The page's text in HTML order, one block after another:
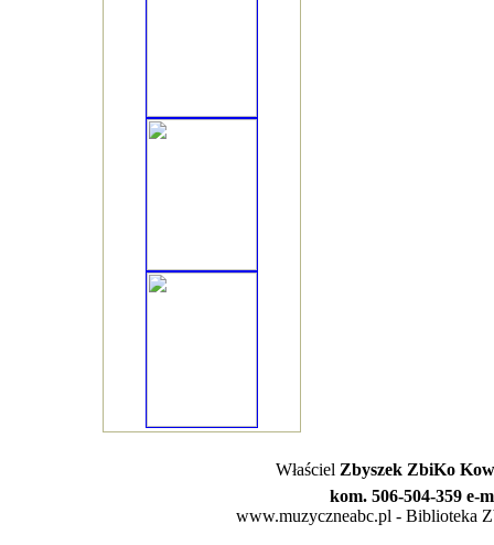
Właściel Zbyszek ZbiKo
kom. 506-504-359 e-
www.muzyczneabc.pl - Biblioteka